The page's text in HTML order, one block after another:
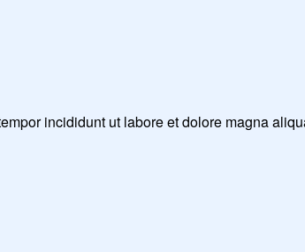
incididunt ut labore et dolore magna